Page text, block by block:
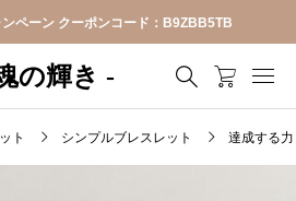
ペーン クーポンコード：B9ZBB5TB
の輝き -
ト シンプルブレスレット 達成する